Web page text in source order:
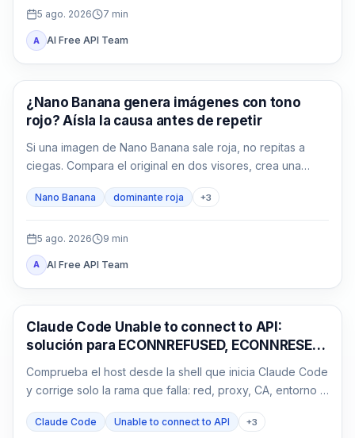
5 ago. 2026 7 min
A AI Free API Team
Generación de imágenes con IA
¿Nano Banana genera imágenes con tono
rojo? Aísla la causa antes de repetir
Si una imagen de Nano Banana sale roja, no repitas a
ciegas. Compara el original en dos visores, crea una
cada vez.
Nano Banana dominante roja +3
5 ago. 2026 9 min
A AI Free API Team
Claude Code
Claude Code Unable to connect to API:
solución para ECONNREFUSED, ECONNRESET
Comprueba el host desde la shell que inicia Claude Code
y corrige solo la rama que falla: red, proxy, CA, entorno o
Claude Code Unable to connect to API +3